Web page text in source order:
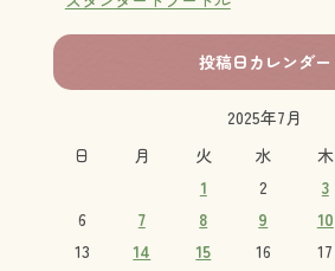
投稿日カレンダー
2025年7月
日
月 火 水 木
1
2 3
6
7 8 9 10
13
14 15 16 17